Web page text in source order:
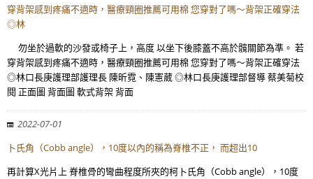
穿背架感到疼痛不適時，醫療頸圈推薦可用棉 您穿對了嗎～背架正確穿法
◎林
勿坐於過軟的沙發或椅子上，高度 以坐下後膝蓋不高於髖關節為準。 若
穿背架感到疼痛不適時，醫療頸圈推薦可用棉 您穿對了嗎～背架正確穿法
◎林口長庚護理部護理長 陳昕霓、陳憲葳 ◎林口長庚護理部督導 蔡美菊校
閱 正面圖 背面圖 軟式背架 背面
2022-07-01
卜氏角（Cobb angle），10度以內的稱為脊椎不正， 而超出10
再計算X光片上 脊椎骨的彎曲程度所夾的柯卜氏角（Cobb angle），10度